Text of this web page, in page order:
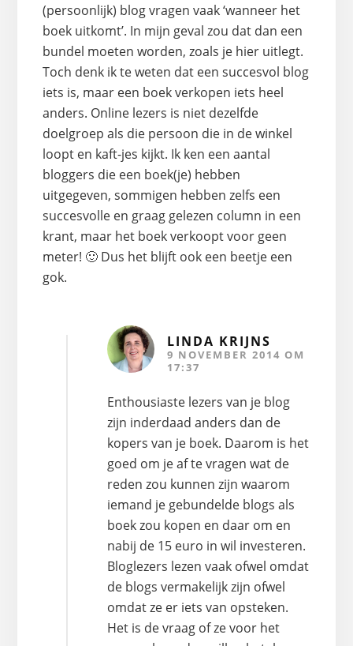
(persoonlijk) blog vragen vaak ‘wanneer het
boek uitkomt’. In mijn geval zou dat dan een
bundel moeten worden, zoals je hier uitlegt.
Toch denk ik te weten dat een succesvol blog
iets is, maar een boek verkopen iets heel
anders. Online lezers is niet dezelfde
doelgroep als die persoon die in de winkel
loopt en kaft-jes kijkt. Ik ken een aantal
bloggers die een boek(je) hebben
uitgegeven, sommigen hebben zelfs een
succesvolle en graag gelezen column in een
krant, maar het boek verkoopt voor geen
meter! 🙂 Dus het blijft ook een beetje een
gok.
LINDA KRIJNS
9 NOVEMBER 2014 OM
17:37
Enthousiaste lezers van je blog
zijn inderdaad anders dan de
kopers van je boek. Daarom is het
goed om je af te vragen wat de
reden zou kunnen zijn waarom
iemand je gebundelde blogs als
boek zou kopen en daar om en
nabij de 15 euro in wil investeren.
Bloglezers lezen vaak ofwel omdat
de blogs vermakelijk zijn ofwel
omdat ze er iets van opsteken.
Het is de vraag of ze voor het